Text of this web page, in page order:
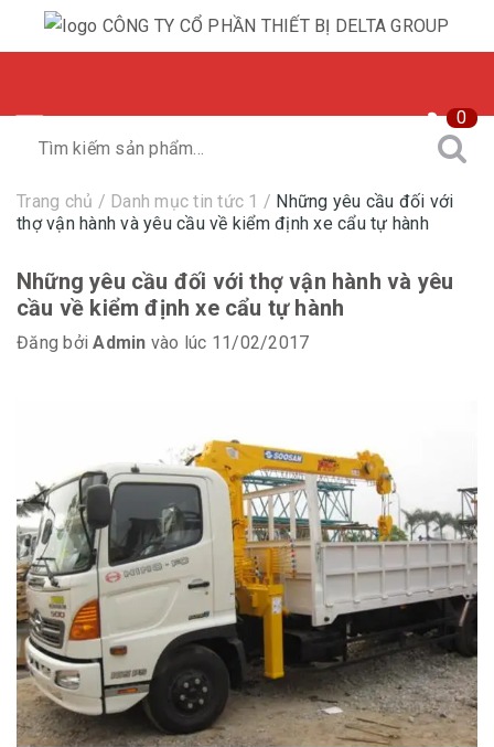
0
Trang chủ / Danh mục tin tức 1 / Những yêu cầu đối với
thợ vận hành và yêu cầu về kiểm định xe cẩu tự hành
Những yêu cầu đối với thợ vận hành và yêu
cầu về kiểm định xe cẩu tự hành
Đăng bởiAdmin vào lúc 11/02/2017